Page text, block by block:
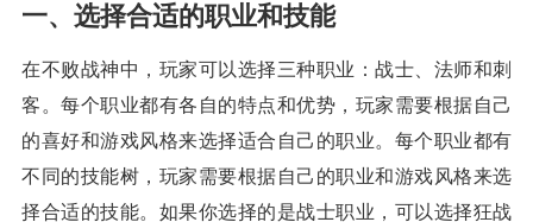
一、选择合适的职业和技能
在不败战神中，玩家可以选择三种职业：战士、法师和刺
客。每个职业都有各自的特点和优势，玩家需要根据自己
的喜好和游戏风格来选择适合自己的职业。每个职业都有
不同的技能树，玩家需要根据自己的职业和游戏风格来选
择合适的技能。如果你选择的是战士职业，可以选择狂战